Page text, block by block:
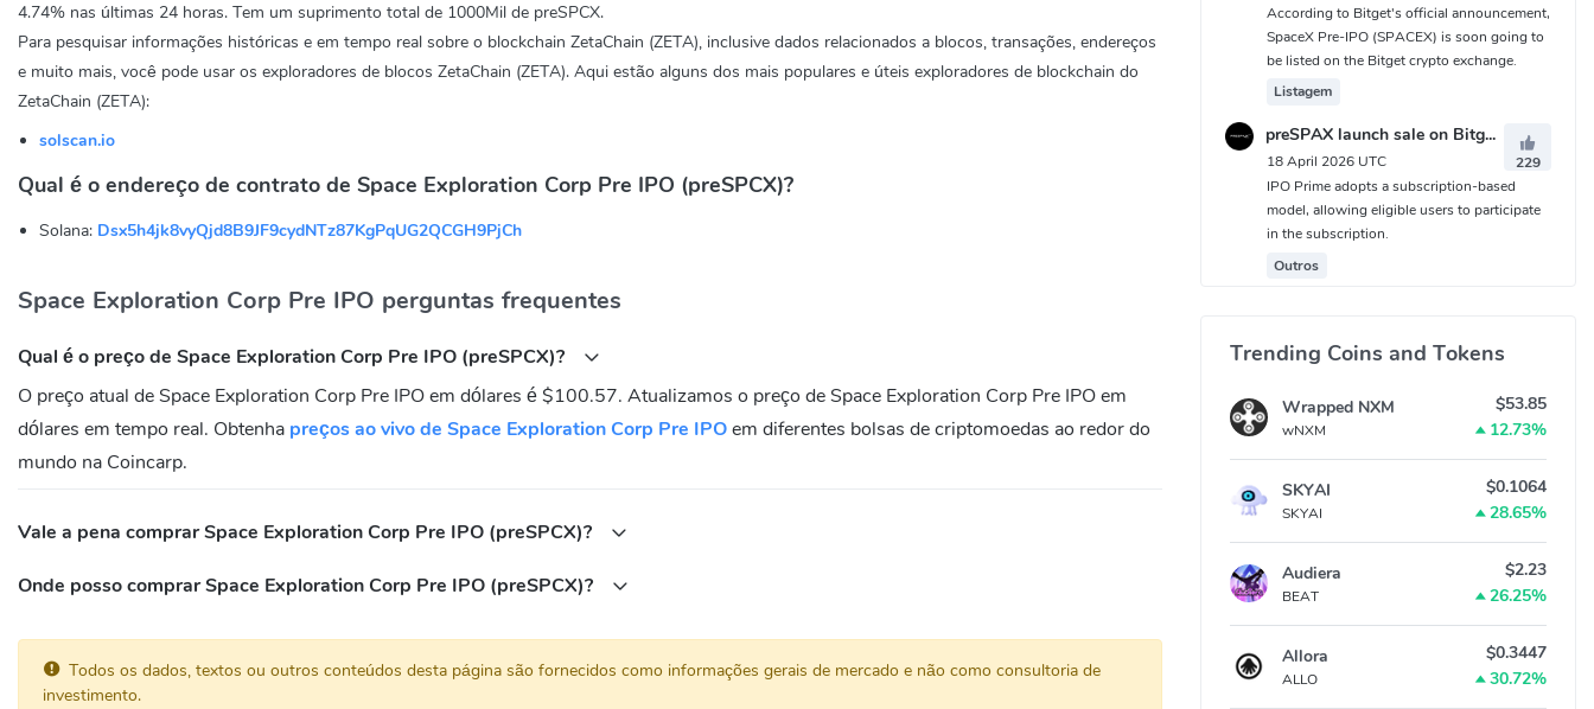
4.74% nas últimas 24 horas. Tem um suprimento total de 1000Mil de preSPCX.
Para pesquisar informações históricas e em tempo real sobre o blockchain ZetaChain (ZETA), inclusive dados relacionados a blocos, transações, endereços
e muito mais, você pode usar os exploradores de blocos ZetaChain (ZETA). Aqui estão alguns dos mais populares e úteis exploradores de blockchain do
ZetaChain (ZETA):
solscan.io
Qual é o endereço de contrato de Space Exploration Corp Pre IPO (preSPCX)?
Solana: Dsx5h4jk8vyQjd8B9JF9cydNTz87KgPqUG2QCGH9PjCh
Space Exploration Corp Pre IPO perguntas frequentes
Qual é o preço de Space Exploration Corp Pre IPO (preSPCX)?
O preço atual de Space Exploration Corp Pre IPO em dólares é $100.57. Atualizamos o preço de Space Exploration Corp Pre IPO em
dólares em tempo real. Obtenha preços ao vivo de Space Exploration Corp Pre IPOem diferentes bolsas de criptomoedas ao redor do
mundo na Coincarp.
Vale a pena comprar Space Exploration Corp Pre IPO (preSPCX)?
Onde posso comprar Space Exploration Corp Pre IPO (preSPCX)?
Todos os dados, textos ou outros conteúdos desta página são fornecidos como informações gerais de mercado e não como consultoria de
investimento.
According to Bitget's official announcement,
SpaceX Pre-IPO (SPACEX) is soon going to
be listed on the Bitget crypto exchange.
Listagem
preSPAX launch sale on Bitget IPO Prime
18 April 2026 UTC
229
IPO Prime adopts a subscription-based
model, allowing eligible users to participate
in the subscription.
Outros
Trending Coins and Tokens
Wrapped NXM
wNXM
$53.85
12.73%
SKYAI
SKYAI
$0.1064
28.65%
Audiera
BEAT
$2.23
26.25%
Allora
ALLO
$0.3447
30.72%